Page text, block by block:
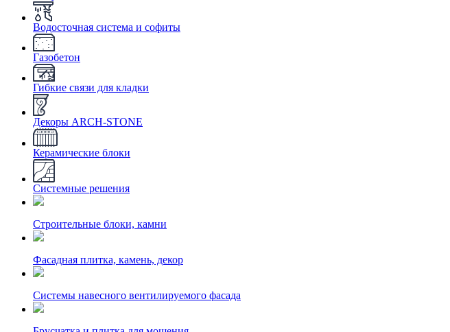
Водосточная система и софиты
Газобетон
Гибкие связи для кладки
Декоры ARCH-STONE
Керамические блоки
Системные решения
Строительные блоки, камни
Фасадная плитка, камень, декор
Системы навесного вентилируемого фасада